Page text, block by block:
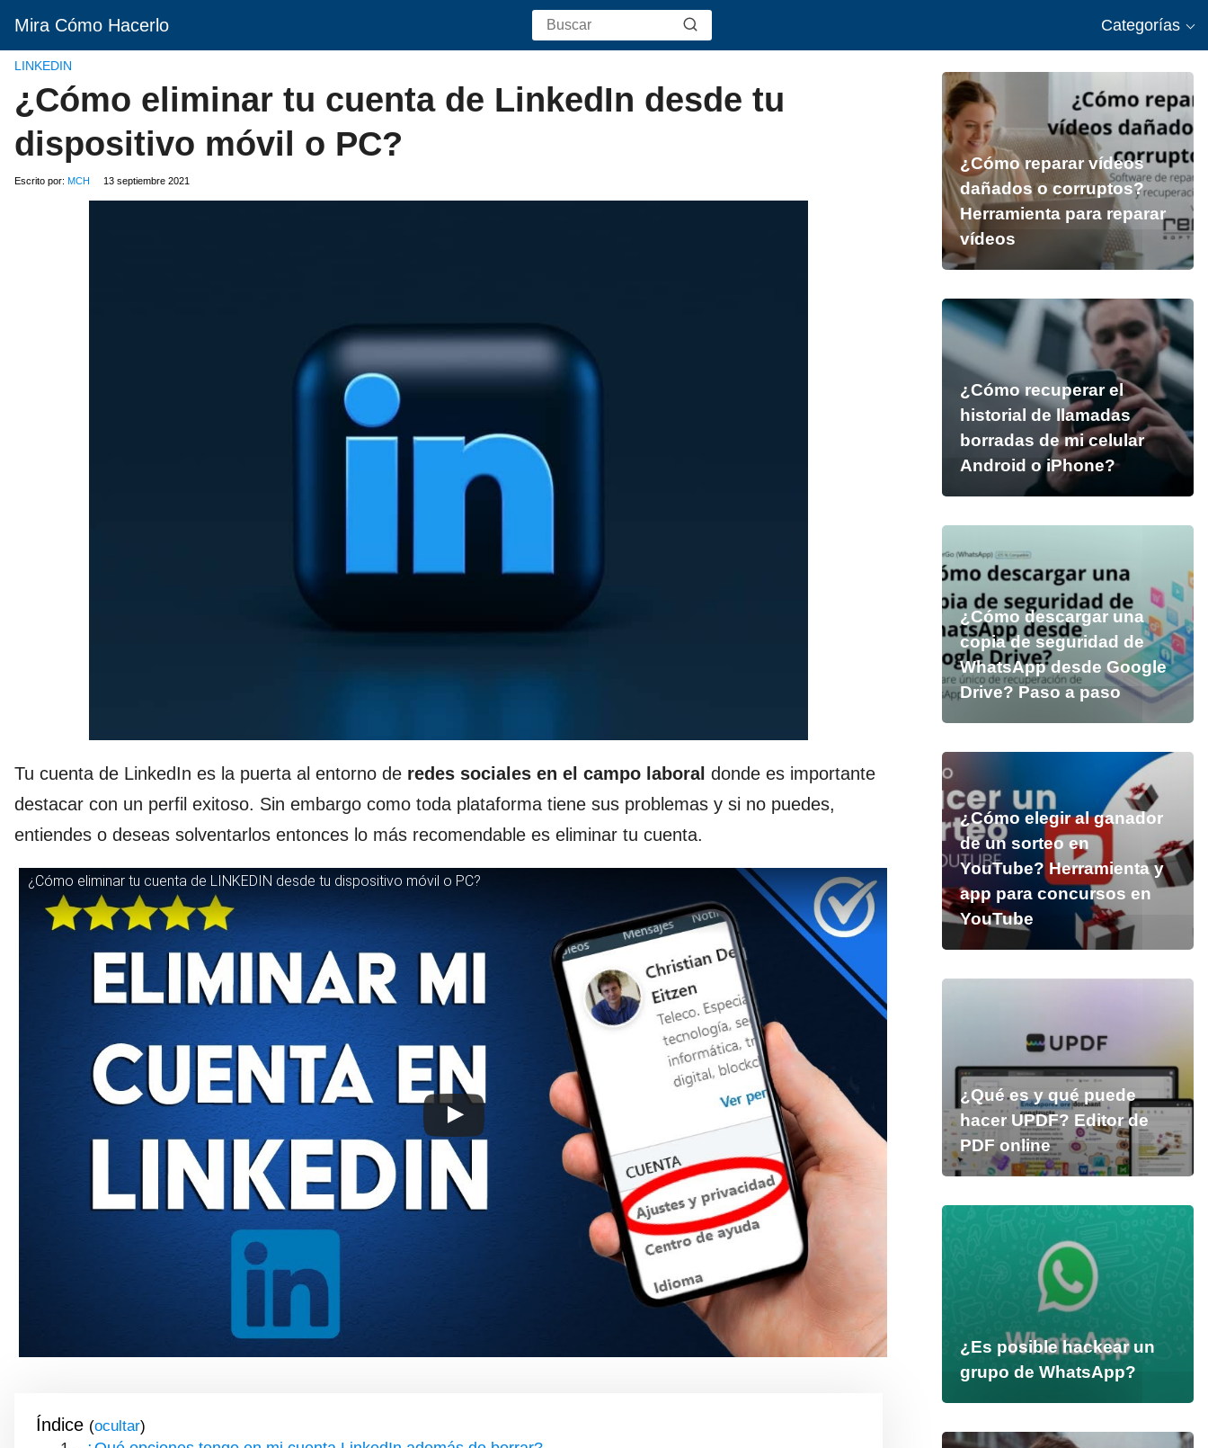
Mira Cómo Hacerlo Categorías
LINKEDIN
¿Cómo eliminar tu cuenta de LinkedIn desde tu
dispositivo móvil o PC?
Escrito por: MCH 13 septiembre 2021
Tu cuenta de LinkedIn es la puerta al entorno de redes sociales en el campo laboral donde es importante
destacar con un perfil exitoso. Sin embargo como toda plataforma tiene sus problemas y si no puedes,
entiendes o deseas solventarlos entonces lo más recomendable es eliminar tu cuenta.
¿Cómo eliminar tu cuenta de LINKEDIN desde tu dispositivo móvil o PC?
Índice ( )
¿Cómo reparar vídeos
dañados o corruptos?
Herramienta para reparar
vídeos
¿Cómo recuperar el
historial de llamadas
borradas de mi celular
Android o iPhone?
¿Cómo descargar una
copia de seguridad de
WhatsApp desde Google
Drive? Paso a paso
¿Cómo elegir al ganador
de un sorteo en
YouTube? Herramienta y
app para concursos en
YouTube
¿Qué es y qué puede
hacer UPDF? Editor de
PDF online
¿Es posible hackear un
grupo de WhatsApp?